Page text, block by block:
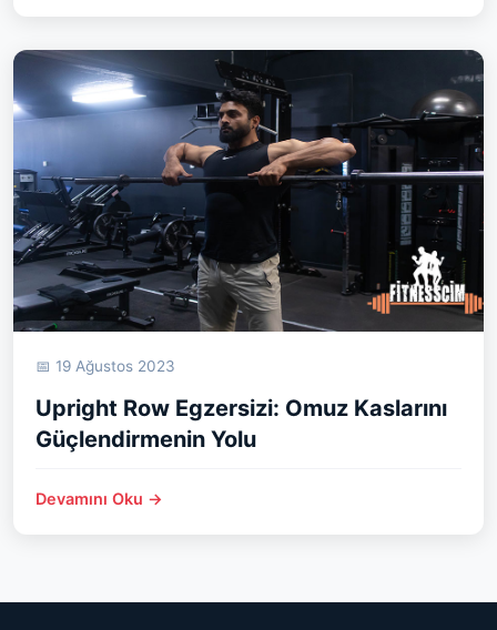
📅 19 Ağustos 2023
Upright Row Egzersizi: Omuz Kaslarını
Güçlendirmenin Yolu
Devamını Oku →